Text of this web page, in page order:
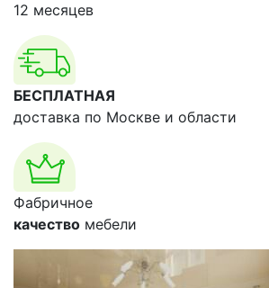
12 месяцев
БЕСПЛАТНАЯ
доставка по Москве и области
Фабричное
качество мебели